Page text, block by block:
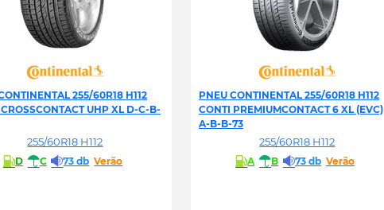
255/60R18 H112
UHP XL D-C-B-
255/60R18 H112
D C 73 db Verão
PNEU CONTINENTAL 255/60R18 H112
CONTI PREMIUMCONTACT 6 XL (EVC)
A-B-B-73
255/60R18 H112
A B 73 db Verão